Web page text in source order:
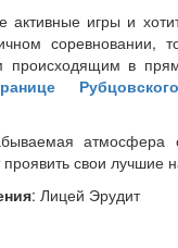
активные игры и
соревновании,
происходящим в
атмосфера
свои лучшие
: Лицей Эрудит